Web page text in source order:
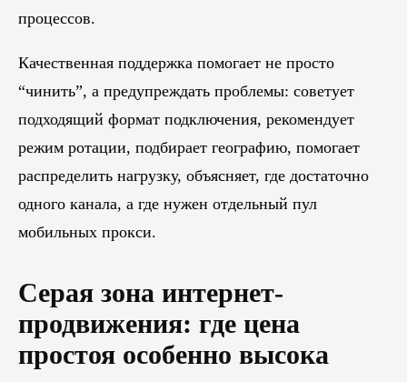
процессов.
Качественная поддержка помогает не просто
“чинить”, а предупреждать проблемы: советует
подходящий формат подключения, рекомендует
режим ротации, подбирает географию, помогает
распределить нагрузку, объясняет, где достаточно
одного канала, а где нужен отдельный пул
мобильных прокси.
Серая зона интернет-
продвижения: где цена
простоя особенно высока